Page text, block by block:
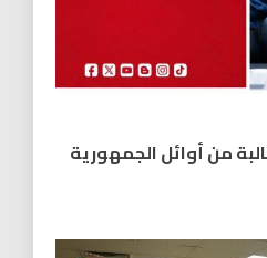
من أوائل الجمهورية